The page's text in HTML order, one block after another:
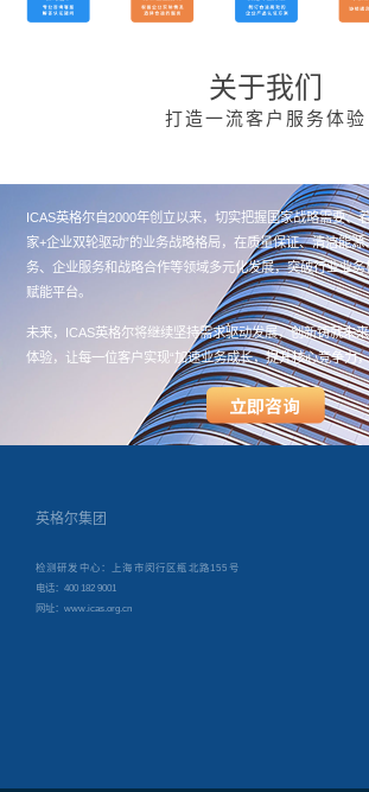
关于我们
打造一流客户服务体验
ICAS英格尔自2000年创立以来，切实把握国家战略需要、
家+企业双轮驱动”的业务战略格局，在质量保证、清洁能
务、企业服务和战略合作等领域多元化发展，突破行业业
赋能平台。
未来，ICAS英格尔将继续坚持需求驱动发展，创新铸就未
体验，让每一位客户实现“加速业务成长，提升核心竞争力
英格尔集团
检测研发中心：上海市闵行区瓶北路155号
电话：400 182 9001
网址：www.icas.org.cn